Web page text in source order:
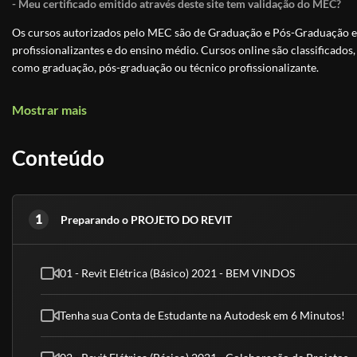
- Meu certificado emitido através deste site tem validação do MEC?
Os cursos autorizados pelo MEC são de Graduação e Pós-
profissionalizantes e do ensino médio. Cursos online são
como graduação, pós-graduação ou técnico profissionalizante.
uma modalidade de educação não-formal com duração variável, a
Educação é um direito de todos e é um incentivo a sociedade
técnico, graduação ou pós-graduação.
- Meu certificado é aceito pelo CREA, CRC e CRM?
superior.
(Fontes: Secretaria de Educação de São Paulo e ABED)
Mostrar mais
Conteúdo
1 Preparando o PROJETO DO REVIT
01 - Revit Elétrica (Básico) 2021 - BEM VINDOS
Tenha sua Conta de Estudante na Autodesk em 6 Minutos!